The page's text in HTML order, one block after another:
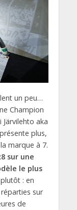
un peu…
Champion
Järvilehto aka
plus,
marque à 7.
sur une
le plus
: en
sur
de